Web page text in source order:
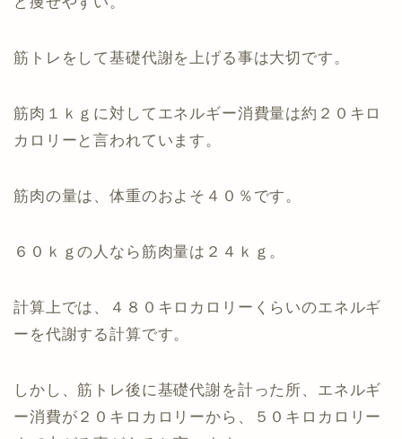
筋トレをして基礎代謝を上げる事は大切です。
筋肉１ｋｇに対してエネルギー消費量は約２０キロ
カロリーと言われています。
筋肉の量は、体重のおよそ４０％です。
６０ｋｇの人なら筋肉量は２４ｋｇ。
計算上では、４８０キロカロリーくらいのエネルギ
ーを代謝する計算です。
しかし、筋トレ後に基礎代謝を計った所、エネルギ
ー消費が２０キロカロリーから、５０キロカロリー